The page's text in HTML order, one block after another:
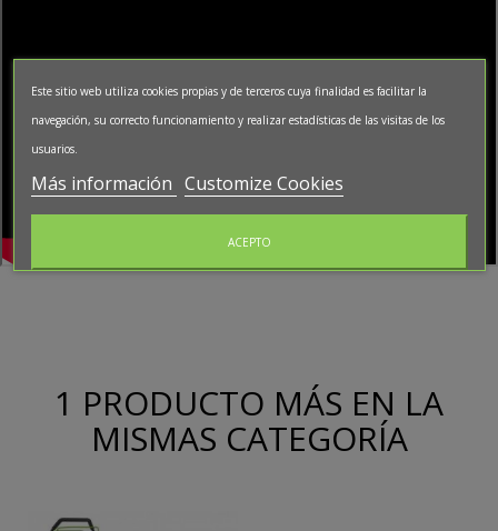
1 PRODUCTO MÁS EN LA
MISMAS CATEGORÍA
Este sitio web utiliza cookies propias y de terceros cuya finalidad es facilitar la
navegación, su correcto funcionamiento y realizar estadísticas de las visitas de los
usuarios.
Más información Customize Cookies
ACEPTO